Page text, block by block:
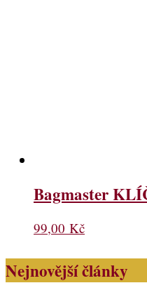
Bagmaster
99,00 Kč
Nejnovější články